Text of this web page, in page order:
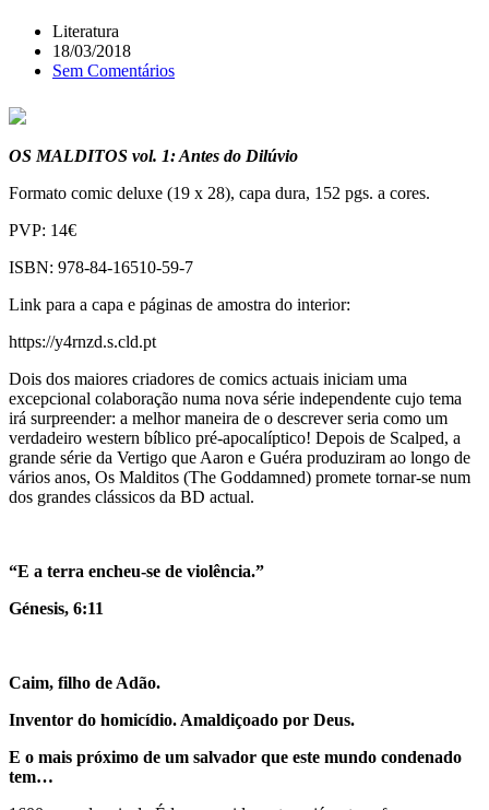
Literatura
18/03/2018
Sem Comentários
OS MALDITOS vol. 1: Antes do Dilúvio
Formato comic deluxe (19 x 28), capa dura, 152 pgs. a cores.
PVP: 14€
ISBN: 978-84-16510-59-7
Link para a capa e páginas de amostra do interior:
https://y4rnzd.s.cld.pt
Dois dos maiores criadores de comics actuais iniciam uma
excepcional colaboração numa nova série independente cujo tema
irá surpreender: a melhor maneira de o descrever seria como um
verdadeiro western bíblico pré-apocalíptico! Depois de Scalped, a
grande série da Vertigo que Aaron e Guéra produziram ao longo de
vários anos, Os Malditos (The Goddamned) promete tornar-se num
dos grandes clássicos da BD actual.
“E a terra encheu-se de violência.”
Génesis, 6:11
Caim, filho de Adão.
Inventor do homicídio. Amaldiçoado por Deus.
E o mais próximo de um salvador que este mundo condenado
tem…